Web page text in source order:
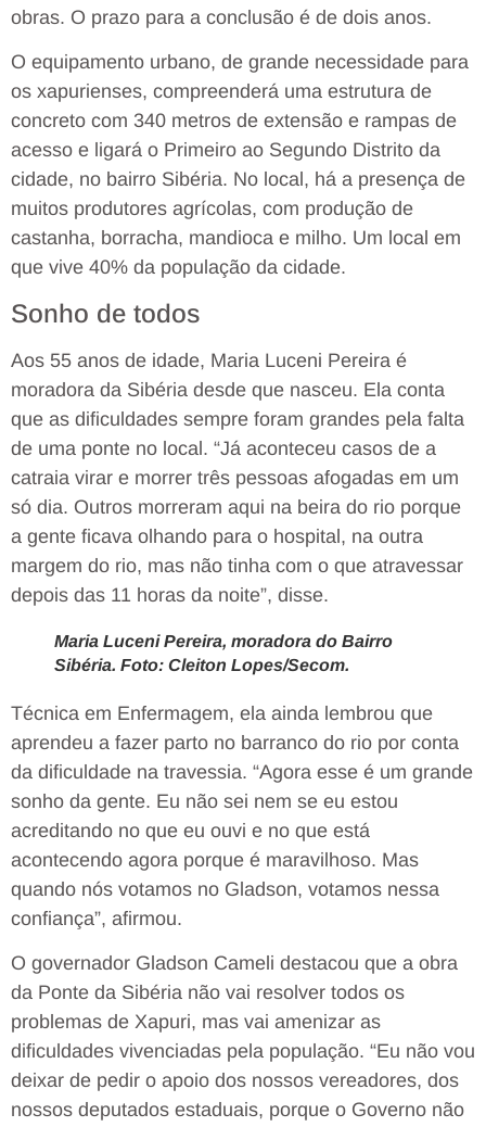
obras. O prazo para a conclusão é de dois anos.
O equipamento urbano, de grande necessidade para
os xapurienses, compreenderá uma estrutura de
concreto com 340 metros de extensão e rampas de
acesso e ligará o Primeiro ao Segundo Distrito da
cidade, no bairro Sibéria. No local, há a presença de
muitos produtores agrícolas, com produção de
castanha, borracha, mandioca e milho. Um local em
que vive 40% da população da cidade.
Sonho de todos
Aos 55 anos de idade, Maria Luceni Pereira é
moradora da Sibéria desde que nasceu. Ela conta
que as dificuldades sempre foram grandes pela falta
de uma ponte no local. “Já aconteceu casos de a
catraia virar e morrer três pessoas afogadas em um
só dia. Outros morreram aqui na beira do rio porque
a gente ficava olhando para o hospital, na outra
margem do rio, mas não tinha com o que atravessar
depois das 11 horas da noite”, disse.
Maria Luceni Pereira, moradora do Bairro
Sibéria. Foto: Cleiton Lopes/Secom.
Técnica em Enfermagem, ela ainda lembrou que
aprendeu a fazer parto no barranco do rio por conta
da dificuldade na travessia. “Agora esse é um grande
sonho da gente. Eu não sei nem se eu estou
acreditando no que eu ouvi e no que está
acontecendo agora porque é maravilhoso. Mas
quando nós votamos no Gladson, votamos nessa
confiança”, afirmou.
O governador Gladson Cameli destacou que a obra
da Ponte da Sibéria não vai resolver todos os
problemas de Xapuri, mas vai amenizar as
dificuldades vivenciadas pela população. “Eu não vou
deixar de pedir o apoio dos nossos vereadores, dos
nossos deputados estaduais, porque o Governo não